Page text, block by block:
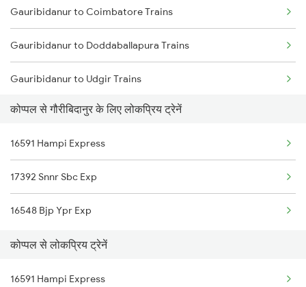
Koppal to Markapur Trains
Koppal to Mysore Trains
Koppal to Nandyal Trains
Gauribidanur to Coimbatore Trains
Gauribidanur to Doddaballapura Trains
Gauribidanur to Udgir Trains
Gauribidanur to Solapur Trains
Gauribidanur to Kurnool Trains
Gauribidanur to Indi Road Trains
Gauribidanur to Hyderabad Trains
Gauribidanur to Ichchapuram Trains
Gauribidanur to Bhubaneswar Trains
कोप्पल से गौरीबिदानुर के लिए लोकप्रिय ट्रेनें
16591 Hampi Express
17392 Snnr Sbc Exp
16548 Bjp Ypr Exp
कोप्पल से लोकप्रिय ट्रेनें
16591 Hampi Express